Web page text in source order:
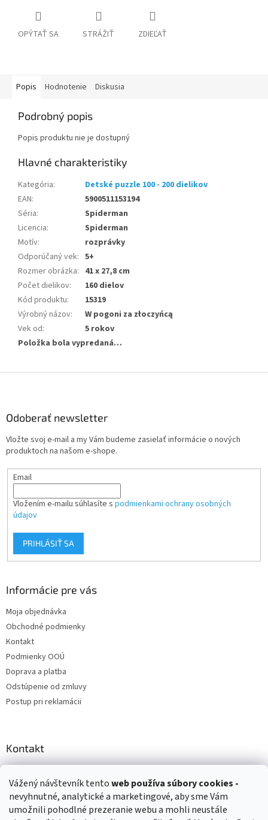
Vážený návštevník tentoweb používasúbory cookies -
nevyhnutné, analytické a marketingové, aby sme Vám
umožnili pohodlné prezeranie webu a mohli neustále
OPÝTAŤ SA STRÁŽIŤ ZDIEĽAŤ
Popis Hodnotenie Diskusia
Podrobný popis
Popis produktu nie je dostupný
Kategória:
Detské puzzle 100 - 200 dielikov
EAN:
5900511153194
Séria:
Spiderman
Licencia:
Spiderman
Motív:
rozprávky
Odporúčaný vek: 5+
Rozmer obrázka: 41 x 27,8 cm
Počet dielikov:
160 dielov
Kód produktu:
15319
Výrobný názov:
W pogoni za złoczyńcą
Vek od:
5 rokov
Položka bola vypredaná…
Odoberať newsletter
Vložte svoj e-mail a my Vám budeme zasielať informácie o nových
produktoch na našom e-shope.
Email
Vložením e-mailu súhlasíte s podmienkami ochrany osobných
údajov
PRIHLÁSIŤ SA
Informácie pre vás
Moja objednávka
Obchodné podmienky
Kontakt
Podmienky OOÚ
Doprava a platba
Odstúpenie od zmluvy
Postup pri reklamácii
Kontakt
+421 903 144 673